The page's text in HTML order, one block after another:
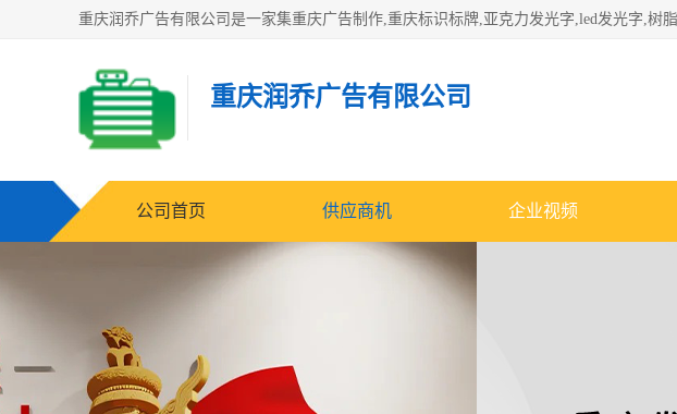
重庆润乔广告有限公司
公司首页 供应商机 企业视频